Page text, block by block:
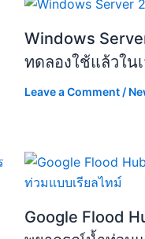
Windows
ทดลองใช้แล้วใน
Leave a Comment /
Google Flood